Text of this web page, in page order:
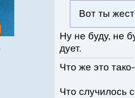
Вот ты
Ну не буду, не
дует.
Что же это
Что случилось